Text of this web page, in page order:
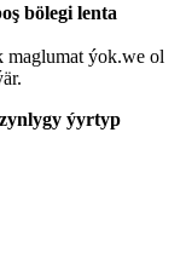
bölegi lenta
maglumat ýok.we ol
ýyrtyp